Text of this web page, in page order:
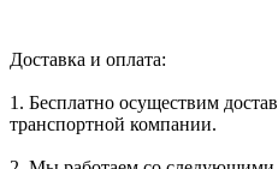
Доставка и оплата:
1. Бесплатно осуществим
транспортной компании.